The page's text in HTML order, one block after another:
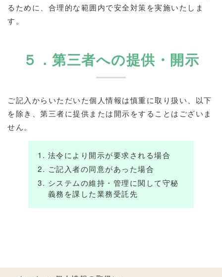
るために、合理的な範囲内で安全対策を実施いたしま
す。
５．第三者への提供・開示
ご記入からいただいた個人情報は慎重に取り扱い、以下
を除き、第三者に提供または開示をすることはございま
せん。
法令により開示が要求される場合
ご記入者の同意があった場合
システムの維持・管理に関して守秘
義務を課した業務受託先